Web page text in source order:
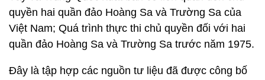
quyền hai quần đảo Hoàng Sa và Trường Sa của
Việt Nam; Quá trình thực thi chủ quyền đối với hai
quần đảo Hoàng Sa và Trường Sa trước năm 1975.
Đây là tập hợp các nguồn tư liệu đã được công bố